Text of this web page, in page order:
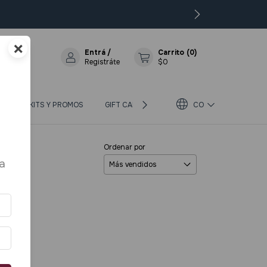
Entrá /
Registráte
Carrito (0)
$0
KITS Y PROMOS GIFT CARD BLOG SOBRE BIOTERRA
CO
Ordenar por
×